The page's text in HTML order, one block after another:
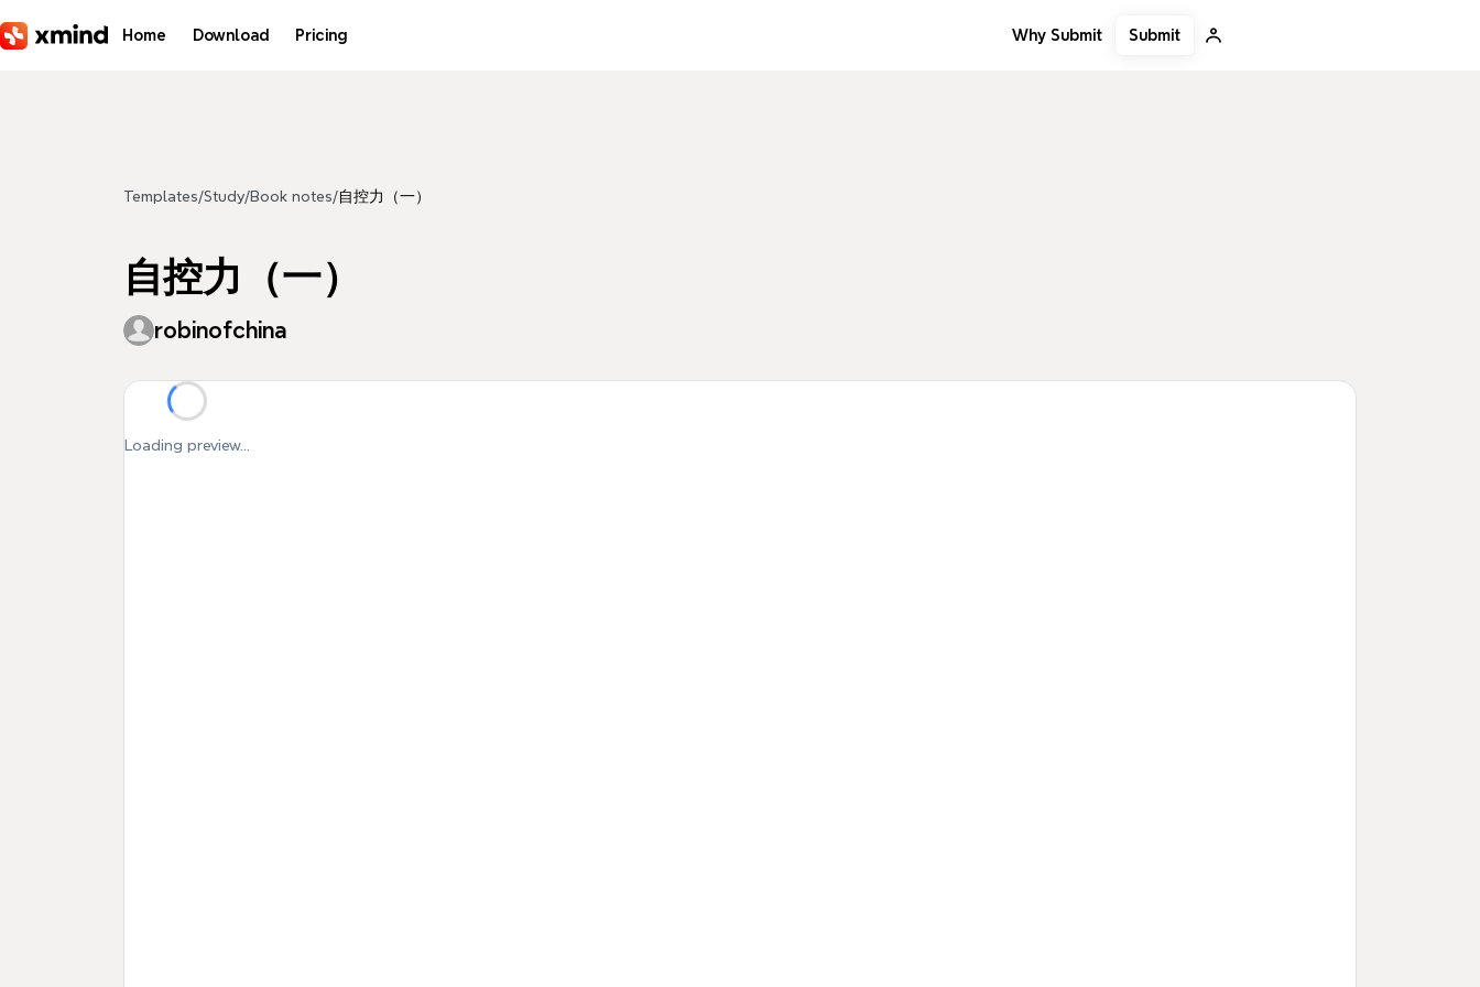
Home Download Pricing Why Submit Submit
Templates/Study/Book notes/自控力（一）
自控力（一）
robinofchina
Loading preview...